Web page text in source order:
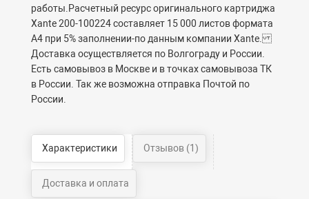
работы.Расчетный ресурс оригинального картриджа
Xante 200-100224 составляет 15 000 листов формата
А4 при 5% заполнении-по данным компании Xante.
Доставка осуществляется по Волгограду и России.
Есть самовывоз в Москве и в точках самовывоза ТК
в России. Так же возможна отправка Почтой по
России.
Характеристики Отзывов (1)
Доставка и оплата